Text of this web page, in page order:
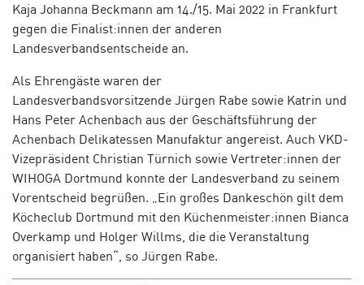
Kaja Johanna Beckmann am 14./15. Mai 2022 in Frankfurt
gegen die Finalist:innen der anderen
Landesverbandsentscheide an.
Als Ehrengäste waren der
Landesverbandsvorsitzende Jürgen Rabe sowie Katrin und
Hans Peter Achenbach aus der Geschäftsführung der
Achenbach Delikatessen Manufaktur angereist. Auch VKD-
Vizepräsident Christian Türnich sowie Vertreter:innen der
WIHOGA Dortmund konnte der Landesverband zu seinem
Vorentscheid begrüßen. „Ein großes Dankeschön gilt dem
Köcheclub Dortmund mit den Küchenmeister:innen Bianca
Overkamp und Holger Willms, die die Veranstaltung
organisiert haben“, so Jürgen Rabe.